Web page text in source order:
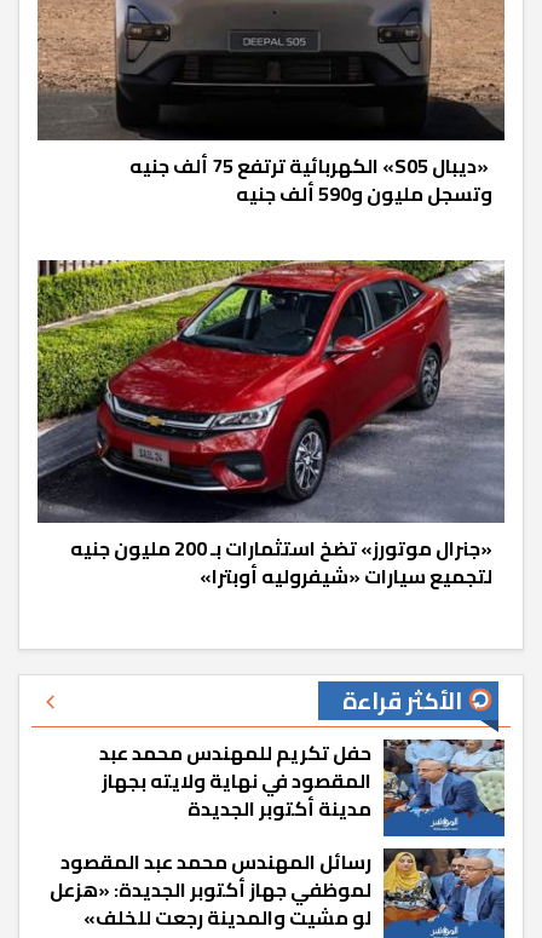
«ديبال S05» الكهربائية ترتفع 75 ألف جنيه
وتسجل مليون و590 ألف جنيه
«جنرال موتورز» تضخ استثمارات بـ 200 مليون جنيه
لتجميع سيارات «شيفروليه أوبترا»
الأكثر قراءة
حفل تكريم للمهندس محمد عبد
المقصود في نهاية ولايته بجهاز
مدينة أكتوبر الجديدة
رسائل المهندس محمد عبد المقصود
لموظفي جهاز أكتوبر الجديدة: «هزعل
لو مشيت والمدينة رجعت للخلف»